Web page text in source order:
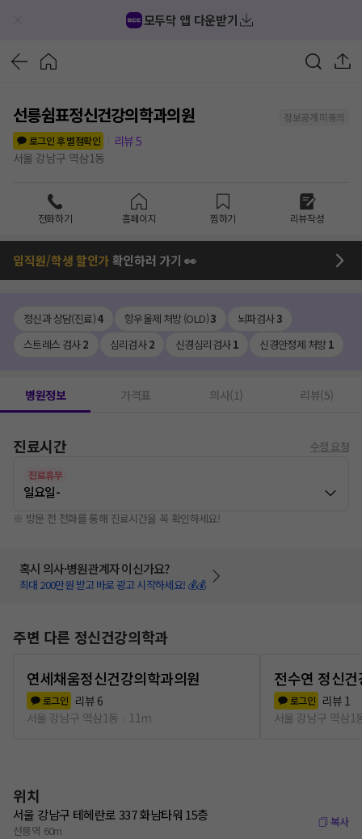
모두닥 앱 다운받기
선릉쉼표정신건강의학과의원
정보공개 미동의
로그인 후 별점확인
리뷰5
서울 강남구 역삼1동
전화하기 홈페이지 찜하기 리뷰작성
임직원/학생 할인가확인하러 가기 👀
정신과 상담(진료)4 항우울제 처방 (OLD)3 뇌파검사3
스트레스 검사2 심리검사2 신경심리검사1 신경안정제 처방1
병원정보 가격표 의사(1) 리뷰(5)
진료시간 수정 요청
진료휴무
일요일-
※ 방문 전 전화를 통해 진료시간을 꼭 확인하세요!
혹시 의사·병원관계자 이신가요?
최대 200만원 받고 바로 광고 시작하세요! 💰💰
주변 다른 정신건강의학과
연세채움정신건강의학과의원
로그인 리뷰 6
서울 강남구 역삼1동
11m
전수연 정신
로그인 리뷰 1
서울 강남구 역삼1
위치
서울 강남구 테헤란로 337 화남타워 15층
선릉역 60m
복사